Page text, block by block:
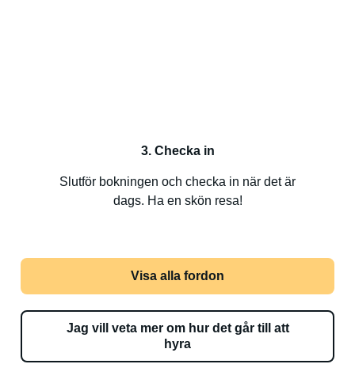
3. Checka in
Slutför bokningen och checka in när det är
dags. Ha en skön resa!
Visa alla fordon
Jag vill veta mer om hur det går till att
hyra